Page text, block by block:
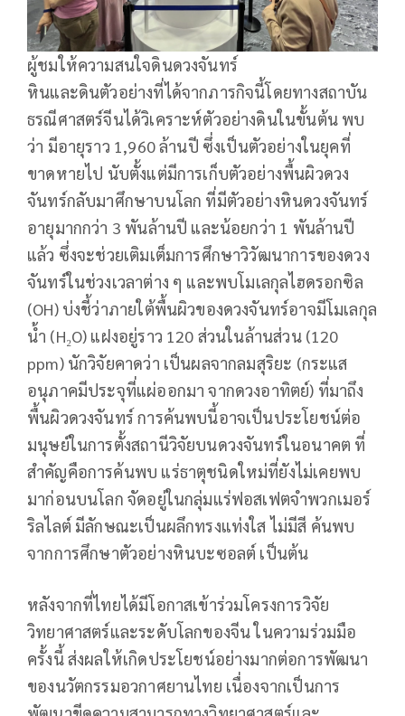
ผู้ชมให้ความสนใจดินดวงจันทร์
หินและดินตัวอย่างที่ได้จากภารกิจนี้โดยทางสถาบัน
ธรณีศาสตร์จีนได้วิเคราะห์ตัวอย่างดินในขั้นต้น พบ
ว่า มีอายุราว 1,960 ล้านปี ซึ่งเป็นตัวอย่างในยุคที่
ขาดหายไป นับตั้งแต่มีการเก็บตัวอย่างพื้นผิวดวง
จันทร์กลับมาศึกษาบนโลก ที่มีตัวอย่างหินดวงจันทร์
อายุมากกว่า 3 พันล้านปี และน้อยกว่า 1 พันล้านปี
แล้ว ซึ่งจะช่วยเติมเต็มการศึกษาวิวัฒนาการของดวง
จันทร์ในช่วงเวลาต่าง ๆ และพบโมเลกุลไฮดรอกซิล
(OH) บ่งชี้ว่าภายใต้พื้นผิวของดวงจันทร์อาจมีโมเลกุล
น้ำ (H₂O) แฝงอยู่ราว 120 ส่วนในล้านส่วน (120
ppm) นักวิจัยคาดว่า เป็นผลจากลมสุริยะ (กระแส
อนุภาคมีประจุที่แผ่ออกมา จากดวงอาทิตย์) ที่มาถึง
พื้นผิวดวงจันทร์ การค้นพบนี้อาจเป็นประโยชน์ต่อ
มนุษย์ในการตั้งสถานีวิจัยบนดวงจันทร์ในอนาคต ที่
สำคัญคือการค้นพบ แร่ธาตุชนิดใหม่ที่ยังไม่เคยพบ
มาก่อนบนโลก จัดอยู่ในกลุ่มแร่ฟอสเฟตจำพวกเมอร์
ริลไลต์ มีลักษณะเป็นผลึกทรงแท่งใส ไม่มีสี ค้นพบ
จากการศึกษาตัวอย่างหินบะซอลต์ เป็นต้น
หลังจากที่ไทยได้มีโอกาสเข้าร่วมโครงการวิจัย
วิทยาศาสตร์และระดับโลกของจีน ในความร่วมมือ
ครั้งนี้ ส่งผลให้เกิดประโยชน์อย่างมากต่อการพัฒนา
ของนวัตกรรมอวกาศยานไทย เนื่องจากเป็นการ